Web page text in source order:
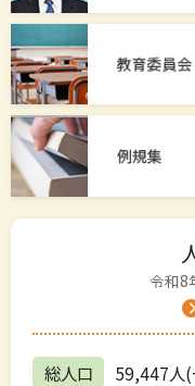
令和8
総人口 59,447人